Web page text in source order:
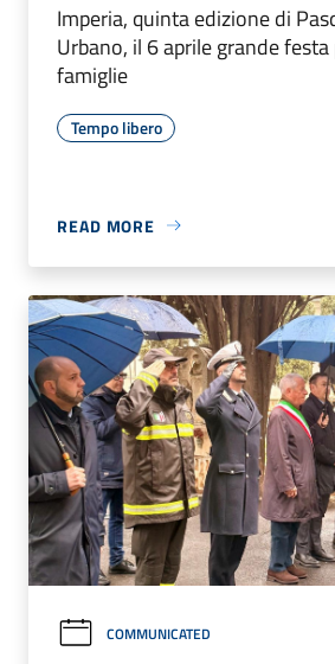
Imperia, quinta edizione di
Urbano, il 6 aprile grande
famiglie
Tempo libero
READ MORE
COMMUNICATED